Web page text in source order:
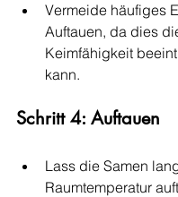
Vermeide häufiges
Auftauen, da dies
Keimfähigkeit
kann.
Schritt 4: Auftauen
Lass die Samen
Raumtemperatur